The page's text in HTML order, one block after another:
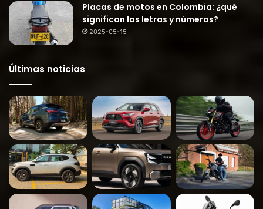
Placas de motos en Colombia: ¿qué
significan las letras y números?
2025-05-15
Últimas noticias